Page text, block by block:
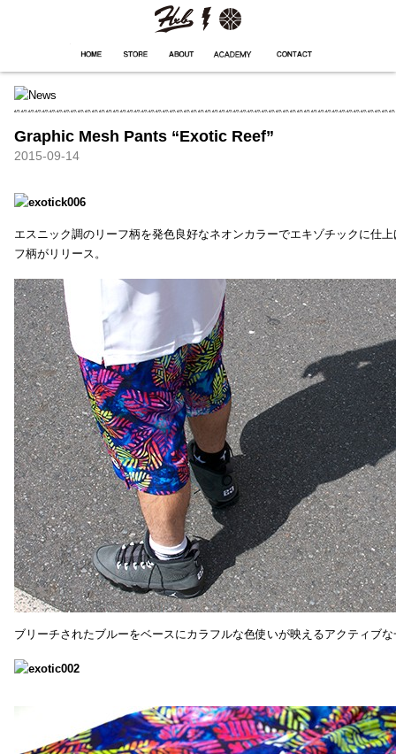
Graphic Mesh Pants “Exotic Reef”
2015-09-14
エスニック調のリーフ柄を発色良好なネオンカラーでエキゾチックに仕
フ柄がリリース。
ブリーチされたブルーをベースにカラフルな色使いが映えるアクティブ